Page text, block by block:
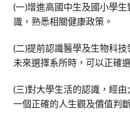
(一)增進高國中生及國小學
識，熟悉相關健康政策。
(二)提前認識醫學及生物科
未來選擇系所時，可以正確
(三)對大學生活的認識，經
一個正確的人生觀及價值判